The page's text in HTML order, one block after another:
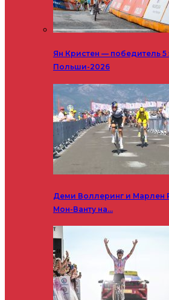
Ян Кристен — победитель 5
Польши-2026
Деми Воллеринг и Марлен
Мон-Ванту на…